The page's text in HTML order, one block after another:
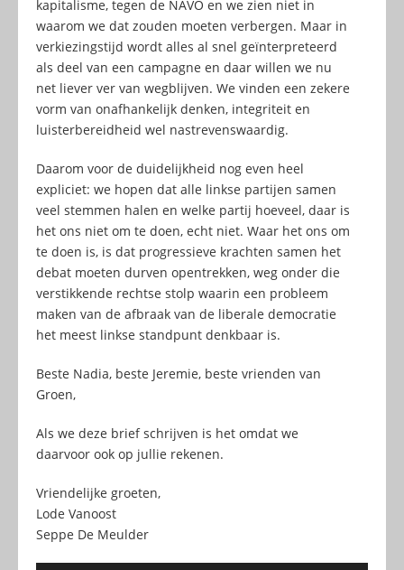
kapitalisme, tegen de NAVO en we zien niet in
waarom we dat zouden moeten verbergen. Maar in
verkiezingstijd wordt alles al snel geïnterpreteerd
als deel van een campagne en daar willen we nu
net liever ver van wegblijven. We vinden een zekere
vorm van onafhankelijk denken, integriteit en
luisterbereidheid wel nastrevenswaardig.
Daarom voor de duidelijkheid nog even heel
expliciet: we hopen dat alle linkse partijen samen
veel stemmen halen en welke partij hoeveel, daar is
het ons niet om te doen, echt niet. Waar het ons om
te doen is, is dat progressieve krachten samen het
debat moeten durven opentrekken, weg onder die
verstikkende rechtse stolp waarin een probleem
maken van de afbraak van de liberale democratie
het meest linkse standpunt denkbaar is.
Beste Nadia, beste Jeremie, beste vrienden van
Groen,
Als we deze brief schrijven is het omdat we
daarvoor ook op jullie rekenen.
Vriendelijke groeten,
Lode Vanoost
Seppe De Meulder